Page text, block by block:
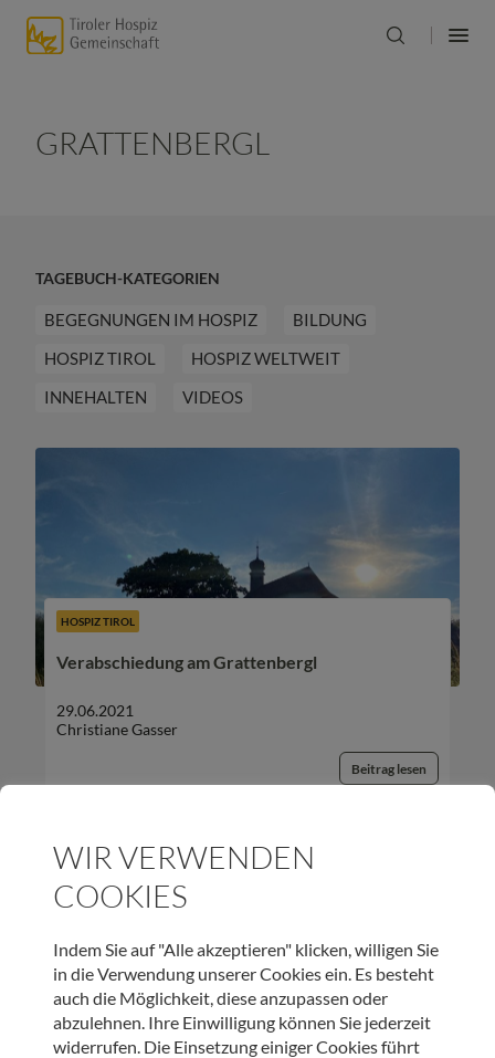
GRATTENBERGL
TAGEBUCH-KATEGORIEN
BEGEGNUNGEN IM HOSPIZ
BILDUNG
HOSPIZ TIROL
HOSPIZ WELTWEIT
INNEHALTEN
VIDEOS
HOSPIZ TIROL
Verabschiedung am Grattenbergl
29.06.2021
Christiane Gasser
Beitrag lesen
ANMELDEN
WIR VERWENDEN
COOKIES
Indem Sie auf "Alle akzeptieren" klicken, willigen Sie
in die Verwendung unserer Cookies ein. Es besteht
auch die Möglichkeit, diese anzupassen oder
abzulehnen. Ihre Einwilligung können Sie jederzeit
widerrufen. Die Einsetzung einiger Cookies führt